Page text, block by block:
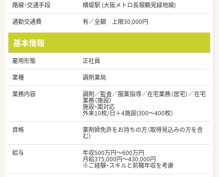
路線・交通手段
横堤駅 (大阪メトロ長堀鶴見緑地線)
通勤交通費
有／全額 上限30,000円
基本情報
雇用形態
正社員
業種
調剤薬局
業務内容
調剤／監査／服薬指導／在宅業務（居宅）／在宅
業務（施設）
施設・面対応
外来10枚/日＋4施設(300～400枚）
資格
薬剤師免許をお持ちの方（取得見込みの方を含
む）
給与
年収500万円～600万円
月給375,000円～430,000円
※ご経験・スキルと前職年収を考慮